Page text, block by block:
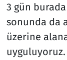
3 gün
sonunda da
üzerine
uyguluyoruz.